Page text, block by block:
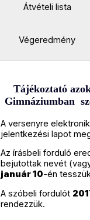
Átvételi lista
Végeredmény
Tájékoztató
Gimnáziumban
A versenyre
jelentkezési lapot
Az írásbeli forduló
bejutottak nevét
január 10-én
A szóbeli fordulót
rendezzük.